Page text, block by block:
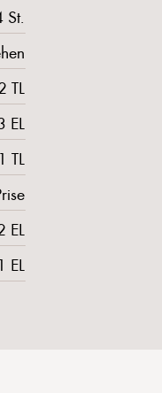
St.
TL
EL
1 TL
EL
1 EL